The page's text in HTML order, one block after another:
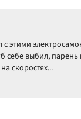
себе выбил,
скоростях...